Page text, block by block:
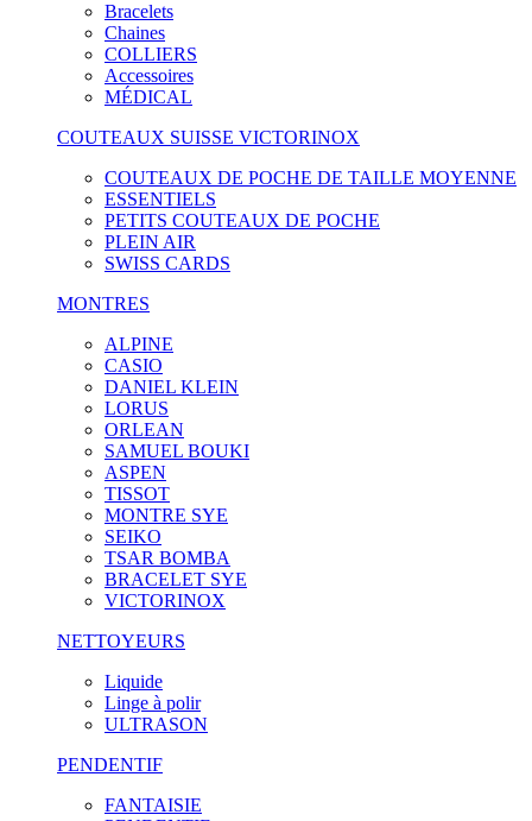
Bracelets
Chaines
COLLIERS
Accessoires
MÉDICAL
COUTEAUX SUISSE VICTORINOX
COUTEAUX DE POCHE DE TAILLE MOYENNE
ESSENTIELS
PETITS COUTEAUX DE POCHE
PLEIN AIR
SWISS CARDS
MONTRES
ALPINE
CASIO
DANIEL KLEIN
LORUS
ORLEAN
SAMUEL BOUKI
ASPEN
TISSOT
MONTRE SYE
SEIKO
TSAR BOMBA
BRACELET SYE
VICTORINOX
NETTOYEURS
Liquide
Linge à polir
ULTRASON
PENDENTIF
FANTAISIE